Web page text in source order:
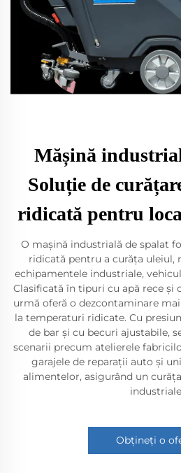
Mășină
Soluție de
ridicată pentru
O mașină industrială de spalat
ridicată pentru a curăța uleiul,
echipamentele industriale,
Clasificată în tipuri cu apă rece și
urmă oferă o dezcontaminare
la temperaturi ridicate. Cu
de bar și cu becuri ajustabile,
scenarii precum atelierele
garajele de reparații auto și
alimentelor, asigurând un
Obțineți o